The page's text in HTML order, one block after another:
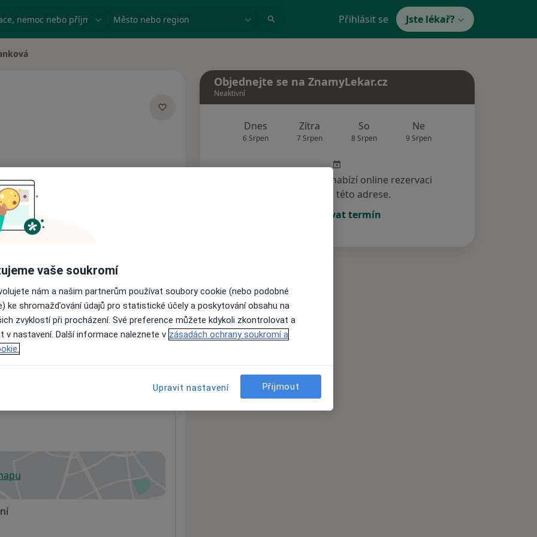
nemoc nebo příjmení Město nebo region Přihlásit se Jste lékař?
nejsou k dispozici
informace o svých službách.
v nové záložce
Objednejte se na ZnamyLekar.cz
Neaktivní
Dnes
6 Srpen
Zítra
7 Srpen
So
8 Srpen
Ne
9 Srpen
Tento specialista nenabízí online rezervaci
termínu na této adrese.
Rezervovat termín
vaše soukromí
nám a našim partnerům používat soubory cookie (nebo podobné
ke shromažďování údajů pro statistické účely a poskytování obsahu na
zvyklostí při procházení. Své preference můžete kdykoli zkontrolovat a
v nastavení. Další informace naleznete v zásadách ochrany soukromí a
Upravit nastavení Přijmout